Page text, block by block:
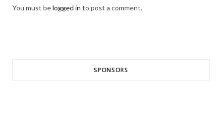
You must belogged in to post a comment.
SPONSORS